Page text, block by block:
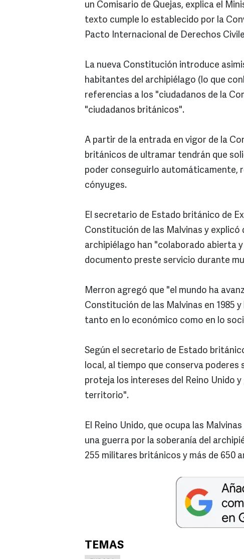
un Comisario de Quejas, explica el
texto cumple lo establecido por la
Pacto Internacional de Derechos
La nueva Constitución introduce
habitantes del archipiélago (lo que
referencias a los "ciudadanos de la
"ciudadanos británicos".
A partir de la entrada en vigor de la
británicos de ultramar tendrán que
poder conseguirlo automáticamente,
cónyuges.
El secretario de Estado británico de
Constitución de las Malvinas y explicó
archipiélago han "colaborado abierta
documento preste servicio durante
Merron agregó que "el mundo ha
Constitución de las Malvinas en 1985
tanto en lo económico como en lo
Según el secretario de Estado
local, al tiempo que conserva
proteja los intereses del Reino Unido
territorio".
El Reino Unido, que ocupa las
una guerra por la soberanía del
255 militares británicos y más de 650
TEMAS